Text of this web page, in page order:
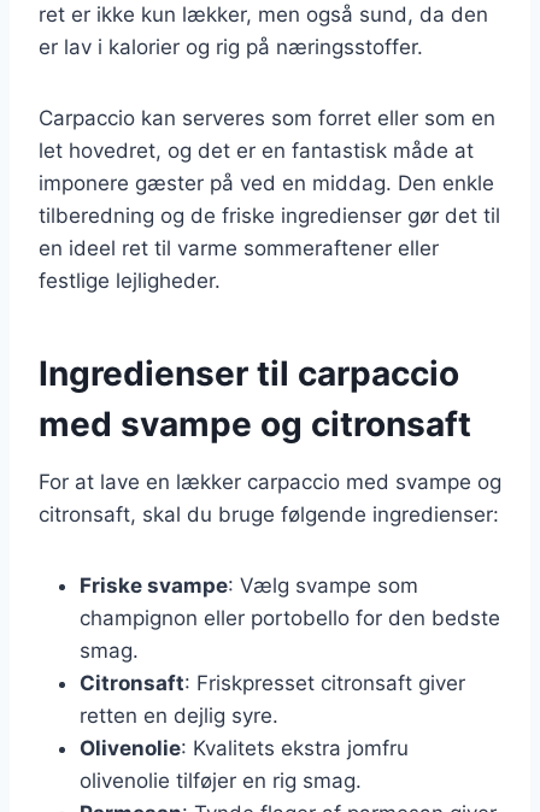
ret er ikke kun lækker, men også sund, da den
er lav i kalorier og rig på næringsstoffer.
Carpaccio kan serveres som forret eller som en
let hovedret, og det er en fantastisk måde at
imponere gæster på ved en middag. Den enkle
tilberedning og de friske ingredienser gør det til
en ideel ret til varme sommeraftener eller
festlige lejligheder.
Ingredienser til carpaccio
med svampe og citronsaft
For at lave en lækker carpaccio med svampe og
citronsaft, skal du bruge følgende ingredienser:
Friske svampe: Vælg svampe som
champignon eller portobello for den bedste
smag.
Citronsaft: Friskpresset citronsaft giver
retten en dejlig syre.
Olivenolie: Kvalitets ekstra jomfru
olivenolie tilføjer en rig smag.